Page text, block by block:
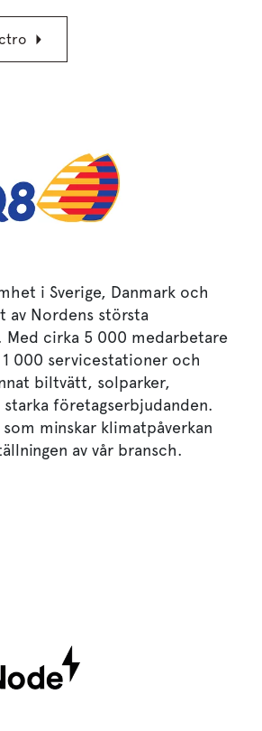
i Sverige, Danmark och
av Nordens största
Med cirka 5 000 medarbetare
000 servicestationer och
biltvätt, solparker,
företagserbjudanden.
minskar klimatpåverkan
av vår bransch.